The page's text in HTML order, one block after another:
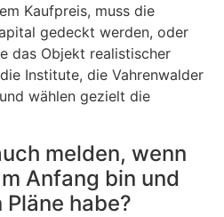
Kaufpreis, muss die
gedeckt werden, oder
das Objekt realistischer
Institute, die Vahrenwalder
wählen gezielt die
melden, wenn
Anfang bin und
habe?